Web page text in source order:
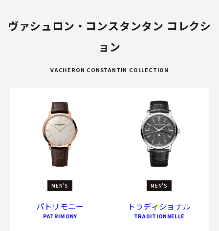
ヴァシュロン・コンスタンタン コレクシ
ョン
VACHERON CONSTANTIN COLLECTION
MEN'S
パトリモニー
PATRIMONY
MEN'S
トラディショナル
TRADITIONNELLE